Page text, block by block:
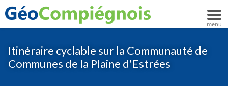
Itinéraire cyclable sur la Communauté de
Communes de la Plaine d'Estrées